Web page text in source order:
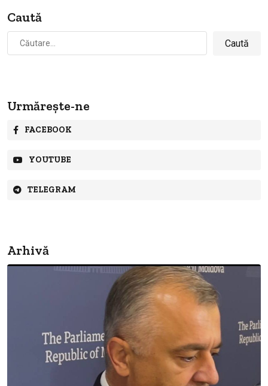
Caută
după:
Urmărește-ne
FACEBOOK
YOUTUBE
TELEGRAM
Arhivă